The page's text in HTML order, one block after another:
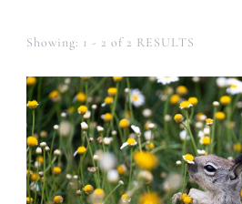
Showing: 1 - 2 of 2 RESULTS